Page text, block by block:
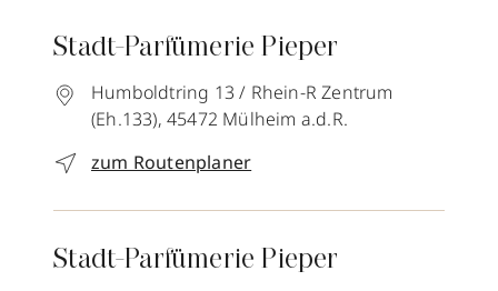
Stadt-Parfümerie Pieper
Humboldtring 13 / Rhein-R Zentrum
(Eh.133), 45472 Mülheim a.d.R.
zum Routenplaner
Stadt-Parfümerie Pieper